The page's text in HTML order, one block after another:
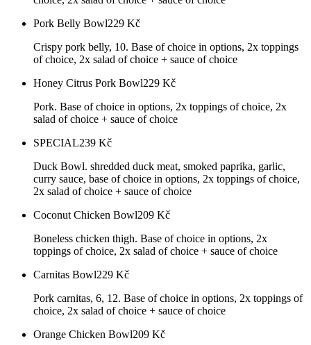
Pork Belly Bowl229 Kč
Crispy pork belly, 10. Base of choice in options, 2x toppings
of choice, 2x salad of choice + sauce of choice
Honey Citrus Pork Bowl229 Kč
Pork. Base of choice in options, 2x toppings of choice, 2x
salad of choice + sauce of choice
SPECIAL239 Kč
Duck Bowl. shredded duck meat, smoked paprika, garlic,
curry sauce, base of choice in options, 2x toppings of choice,
2x salad of choice + sauce of choice
Coconut Chicken Bowl209 Kč
Boneless chicken thigh. Base of choice in options, 2x
toppings of choice, 2x salad of choice + sauce of choice
Carnitas Bowl229 Kč
Pork carnitas, 6, 12. Base of choice in options, 2x toppings of
choice, 2x salad of choice + sauce of choice
Orange Chicken Bowl209 Kč